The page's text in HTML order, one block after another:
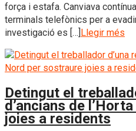
força i estafa. Canviava
terminals telefònics per a
investigació es […]Llegir més
Detingut el
d’ancians de
joies a residents